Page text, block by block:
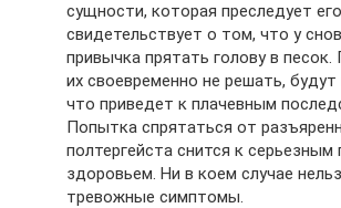
сущности, которая преследует
свидетельствует о том, что у
привычка прятать голову в
их своевременно не решать, будут
что приведет к плачевным
Попытка спрятаться от
полтергейста снится к
здоровьем. Ни в коем случае
тревожные симптомы.